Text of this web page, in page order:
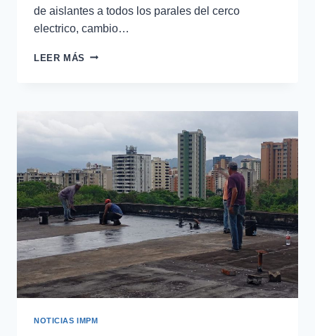
de aislantes a todos los parales del cerco
electrico, cambio…
LEER MÁS
NOTICIAS IMPM